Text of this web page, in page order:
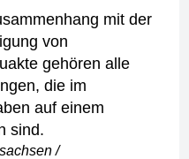
mit der
von
gehören alle
die im
auf einem
sind.
/